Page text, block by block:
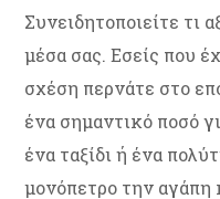
Συνειδητοποιείτε τι
μέσα σας. Εσείς που
σχέση περνάτε στο
ένα σημαντικό ποσό
ένα ταξίδι ή ένα
μονόπετρο την αγάπη